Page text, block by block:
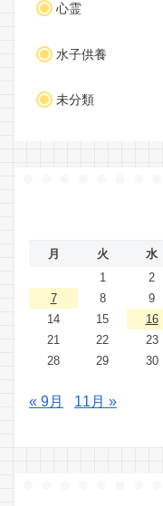
心霊
水子供養
未分類
月 火 水
1
2
7
8 9
14
15 16
21
22 23
28
29 30
« 9月 11月 »